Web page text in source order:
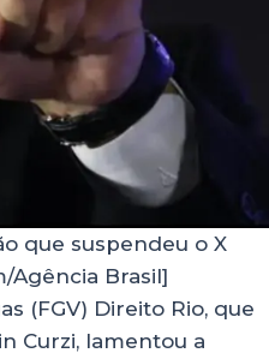
que suspendeu o X
Agência Brasil]
(FGV) Direito Rio, que
Curzi, lamentou a